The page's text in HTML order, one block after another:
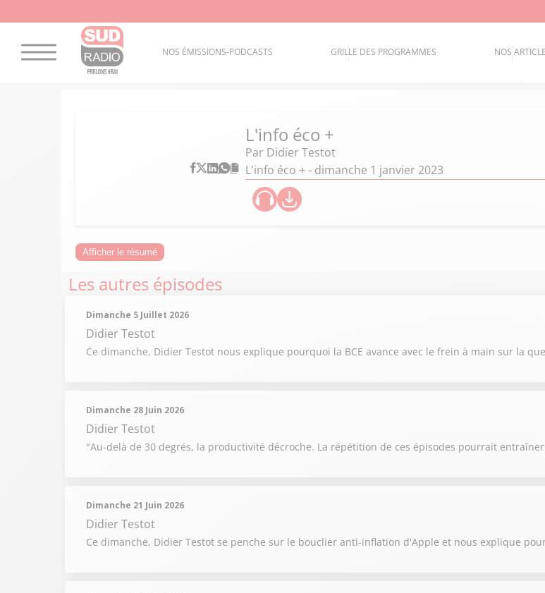
NOS ÉMISSIONS-PODCASTS GRILLE DES PROGRAMMES NOS
L'info éco +
Par Didier Testot
L'info éco + - dimanche 1 janvier 2023
Afficher le résumé
Les autres épisodes
Dimanche 5 Juillet 2026
Didier Testot
Ce dimanche, Didier Testot nous explique pourquoi la BCE avance avec le frein à main sur la
Dimanche 28 Juin 2026
Didier Testot
"Au-delà de 30 degrés, la productivité décroche. La répétition de ces épisodes pourrait
Dimanche 21 Juin 2026
Didier Testot
Ce dimanche, Didier Testot se penche sur le bouclier anti-inflation d'Apple et nous explique